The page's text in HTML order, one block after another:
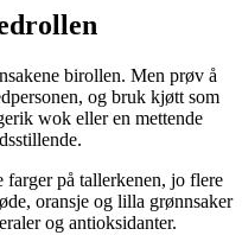
birollen. Men prøv å
og bruk kjøtt som
wok eller en mettende
farger på tallerkenen, jo flere
oransje og lilla grønnsaker
og antioksidanter.